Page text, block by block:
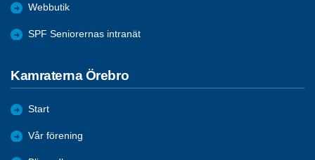
Webbutik
SPF Seniorernas intranät
Kamraterna Örebro
Start
Vår förening